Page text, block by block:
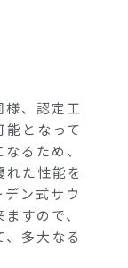
、認定工
となって
るため、
れた性能を
ン式サウ
すので、
多大なる